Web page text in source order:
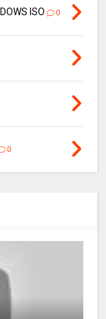
ISO 0
0